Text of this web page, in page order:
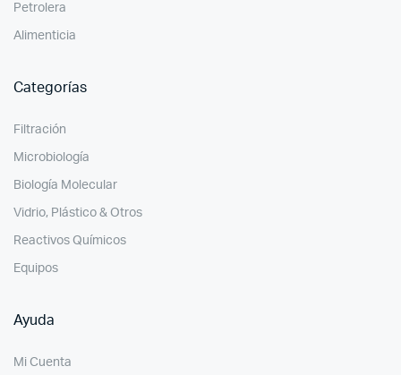
Petrolera
Alimenticia
Categorías
Filtración
Microbiología
Biología Molecular
Vidrio, Plástico & Otros
Reactivos Químicos
Equipos
Ayuda
Mi Cuenta